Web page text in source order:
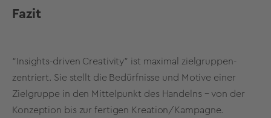
Fazit
“Insights-driven Creativity” ist maximal zielgruppen-
zentriert. Sie stellt die Bedürfnisse und Motive einer
Zielgruppe in den Mittelpunkt des Handelns – von der
Konzeption bis zur fertigen Kreation/Kampagne.